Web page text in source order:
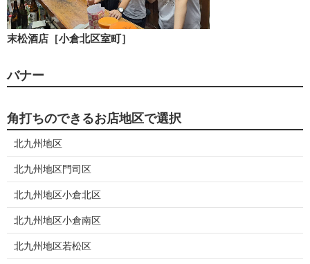
末松酒店［小倉北区室町］
バナー
角打ちのできるお店地区で選択
北九州地区
北九州地区門司区
北九州地区小倉北区
北九州地区小倉南区
北九州地区若松区